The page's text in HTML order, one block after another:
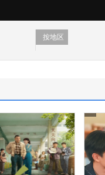
按地区